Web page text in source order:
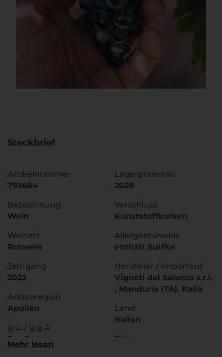
Steckbrief
Artikelnummer
793684
Bezeichnung
Wein
Weinart
Rotwein
Jahrgang
2023
Anbauregion
Apulien
g.U./ g.g.A
Puglia
Lagerpotential
2028
Verschluss
Kunststoffkorken
Allergenhinweis
enthält Sulfite
Hersteller / Importeur
Vigneti del Salento s.r.l.
, Manduria (TA), Italia
Land
Italien
Füllmenge
Mehr lesen